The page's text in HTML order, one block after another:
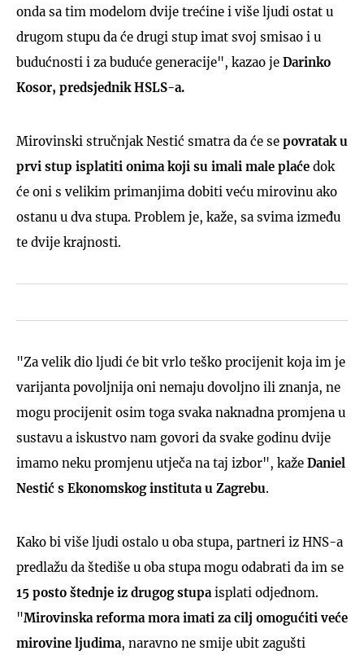
onda sa tim modelom dvije trećine i više ljudi ostat u
drugom stupu da će drugi stup imat svoj smisao i u
budućnosti i za buduće generacije", kazao je Darinko
Kosor, predsjednik HSLS-a.
Mirovinski stručnjak Nestić smatra da će se povratak u
prvi stup isplatiti onima koji su imali male plaće dok
će oni s velikim primanjima dobiti veću mirovinu ako
ostanu u dva stupa. Problem je, kaže, sa svima između
te dvije krajnosti.
"Za velik dio ljudi će bit vrlo teško procijenit koja im je
varijanta povoljnija oni nemaju dovoljno ili znanja, ne
mogu procijenit osim toga svaka naknadna promjena u
sustavu a iskustvo nam govori da svake godinu dvije
imamo neku promjenu utječa na taj izbor", kaže Daniel
Nestić s Ekonomskog instituta u Zagrebu.
Kako bi više ljudi ostalo u oba stupa, partneri iz HNS-a
predlažu da štediše u oba stupa mogu odabrati da im se
15 posto štednje iz drugog stupa isplati odjednom.
"Mirovinska reforma mora imati za cilj omogućiti veće
mirovine ljudima, naravno ne smije ubit zagušti